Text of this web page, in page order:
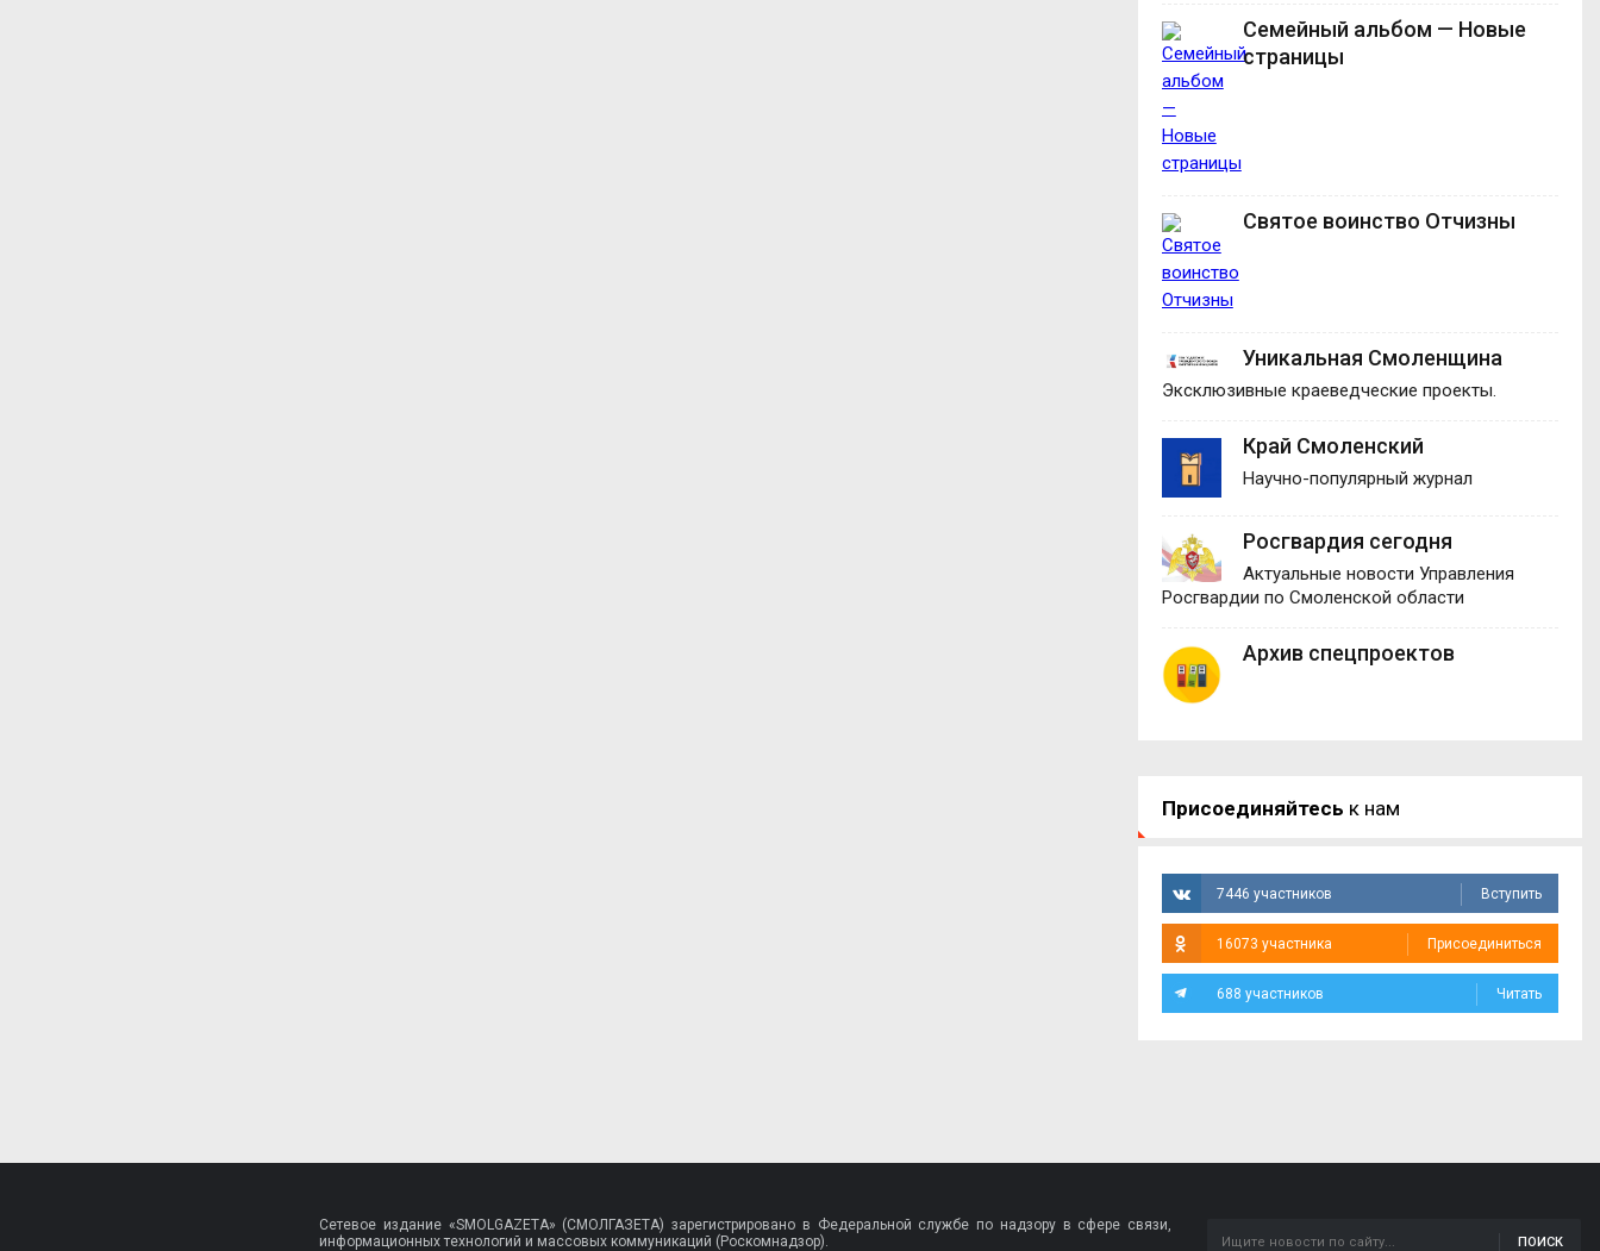
Семейный альбом — Новые
страницы
Святое воинство Отчизны
Уникальная Смоленщина
Эксклюзивные краеведческие проекты.
Край Смоленский
Научно-популярный журнал
Росгвардия сегодня
Актуальные новости Управления
Росгвардии по Смоленской области
Архив спецпроектов
Присоединяйтесь к нам
7446 участников Вступить
16073 участника Присоединиться
688 участников Читать
Сетевое издание «SMOLGAZETA» (СМОЛГАЗЕТА) зарегистрировано в Федеральной службе по надзору в сфере связи,
информационных технологий и массовых коммуникаций (Роскомнадзор).
ПОИСК